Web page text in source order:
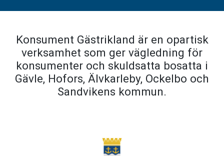
Konsument Gästrikland är en opartisk
verksamhet som ger vägledning för
konsumenter och skuldsatta bosatta i
Gävle, Hofors, Älvkarleby, Ockelbo och
Sandvikens kommun.